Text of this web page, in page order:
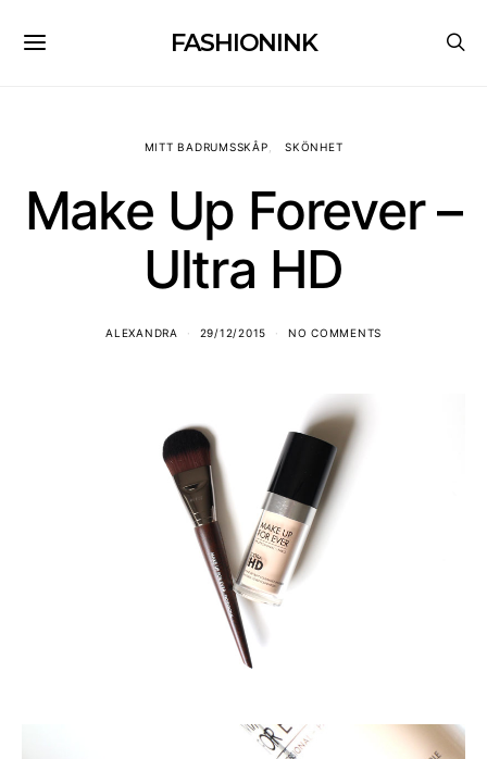
FASHIONINK
MITT BADRUMSSKÅP SKÖNHET
Make Up Forever –
Ultra HD
ALEXANDRA 29/12/2015 NO COMMENTS